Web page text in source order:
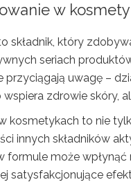
w
składnik, który
seriach
przyciągają uwagę –
zdrowie skóry,
kosmetykach to nie
innych składników
może
satysfakcjonujące